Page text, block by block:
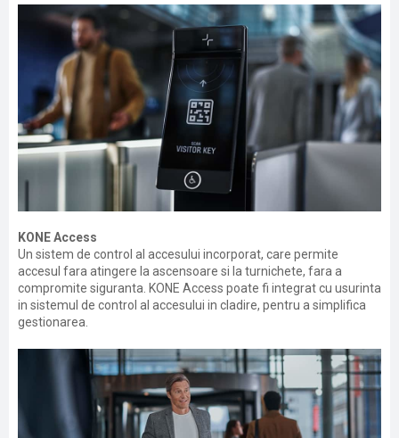
KONE Access
Un sistem de control al accesului incorporat, care permite
accesul fara atingere la ascensoare si la turnichete, fara a
compromite siguranta. KONE Access poate fi integrat cu usurinta
in sistemul de control al accesului in cladire, pentru a simplifica
gestionarea.